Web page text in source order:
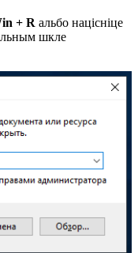
+ R альбо націсніце
шкле